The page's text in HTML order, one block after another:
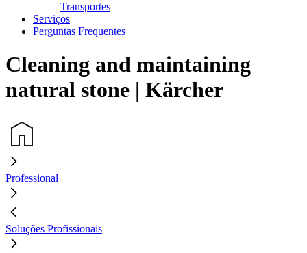
Transportes
Serviços
Perguntas Frequentes
Cleaning and maintaining
natural stone | Kärcher
Professional
Soluções Profissionais